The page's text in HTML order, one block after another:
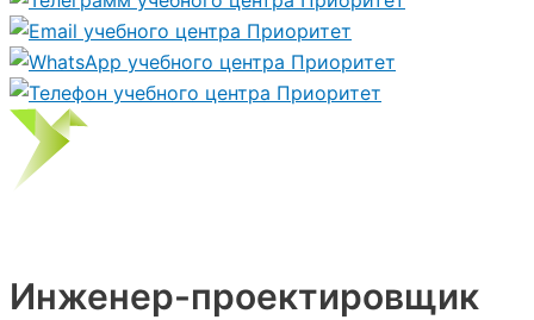
Инженер-проектировщик